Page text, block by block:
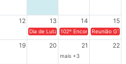
12 13 14 15
Dia de Luta em Defesa de Cuba e da
102º Encontro da
Reunião
19 20 21 22
mais +3